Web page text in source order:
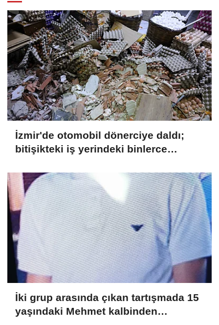
İzmir'de otomobil dönerciye daldı;
bitişikteki iş yerindeki binlerce
İki grup arasında çıkan tartışmada 15
yaşındaki Mehmet kalbinden